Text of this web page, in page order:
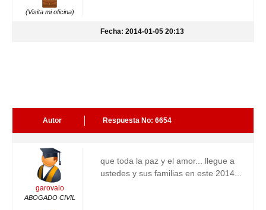
(Visita mi oficina)
Fecha: 2014-01-05 20:13
Autor Respuesta No: 6654
garovalo
ABOGADO CIVIL
que toda la paz y el amor... llegue a
ustedes y sus familias en este 2014...